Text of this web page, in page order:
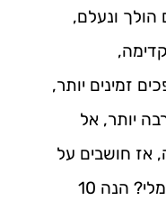
הולך ונעלם,
זמינים יותר,
יותר, אל
אז חושבים על
מעבר מרכב בנזין לרכב חשמלי? הנה 10